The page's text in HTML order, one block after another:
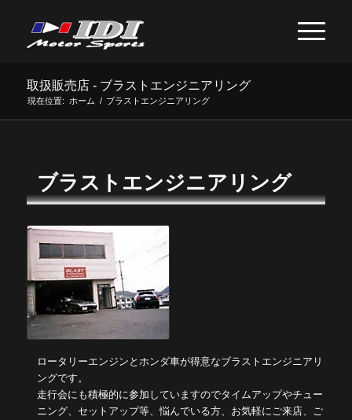
取扱販売店 - ブラストエンジニアリング
現在位置: ホーム / ブラストエンジニアリング
ブラストエンジニアリング
ロータリーエンジンとホンダ車が得意なブラストエンジニアリ
ングです。
走行会にも積極的に参加していますのでタイムアップやチュー
ニング、セットアップ等、悩んでいる方、お気軽にご来店、ご